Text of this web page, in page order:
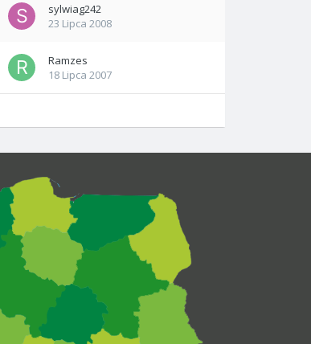
sylwiag242
23 Lipca 2008
Ramzes
18 Lipca 2007